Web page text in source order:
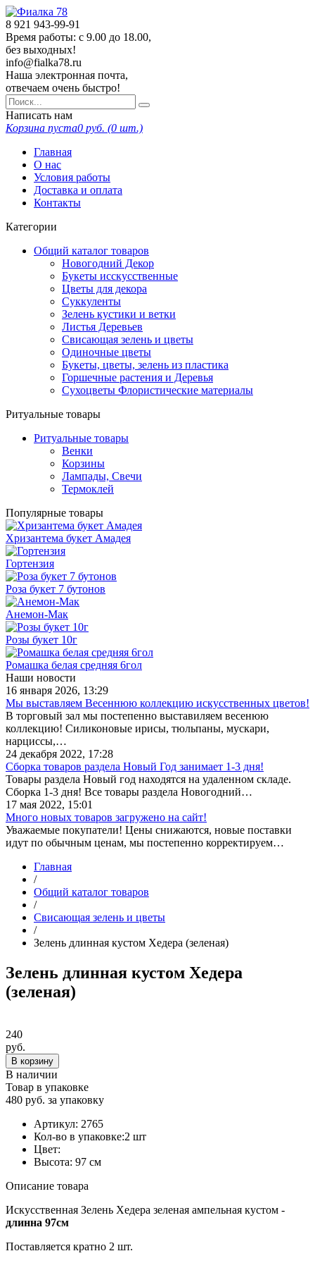
8 921 943-99-91
Время работы: с 9.00 до 18.00,
без выходных!
info@fialka78.ru
Наша электронная почта,
отвечаем очень быстро!
Написать нам
Корзина пуста0 руб. (0 шт.)
Главная
О нас
Условия работы
Доставка и оплата
Контакты
Категории
Общий каталог товаров
Новогодний Декор
Букеты исскусственные
Цветы для декора
Суккуленты
Зелень кустики и ветки
Листья Деревьев
Свисающая зелень и цветы
Одиночные цветы
Букеты, цветы, зелень из пластика
Горшечные растения и Деревья
Сухоцветы Флористические материалы
Ритуальные товары
Ритуальные товары
Венки
Корзины
Лампады, Свечи
Термоклей
Популярные товары
Хризантема букет Амадея
Гортензия
Роза букет 7 бутонов
Анемон-Мак
Розы букет 10г
Ромашка белая средняя 6гол
Наши новости
16 января 2026, 13:29
Мы выставляем Весеннюю коллекцию искусственных цветов!
В торговый зал мы постепенно выставиляем весенюю
коллекцию! Силиконовые ирисы, тюльпаны, мускари,
нарциссы,…
24 декабря 2022, 17:28
Сборка товаров раздела Новый Год занимает 1-3 дня!
Товары раздела Новый год находятся на удаленном складе.
Сборка 1-3 дня! Все товары раздела Новогодний…
17 мая 2022, 15:01
Много новых товаров загружено на сайт!
Уважаемые покупатели! Цены снижаются, новые поставки
идут по обычным ценам, мы постепенно корректируем…
Главная
/
Общий каталог товаров
/
Свисающая зелень и цветы
/
Зелень длинная кустом Хедера (зеленая)
Зелень длинная кустом Хедера
(зеленая)
240
руб.
В корзину
В наличии
Товар в упаковке
480 руб. за упаковку
Артикул: 2765
Кол-во в упаковке:2 шт
Цвет:
Высота: 97 см
Описание товара
Искусственная Зелень Хедера зеленая ампельная кустом -
длинна 97см
Поставляется кратно 2 шт.